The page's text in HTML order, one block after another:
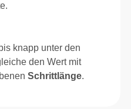
knapp unter den
den Wert mit
Schrittlänge.